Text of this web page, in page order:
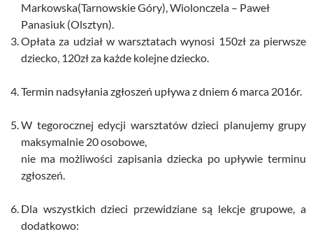
Markowska(Tarnowskie Góry),Wiolonczela – Paweł
Panasiuk (Olsztyn).
Opłata za udział w warsztatach wynosi 150zł za pierwsze
dziecko, 120zł za każde kolejne dziecko.
Termin nadsyłania zgłoszeń upływa z dniem 6 marca 2016r.
W tegorocznej edycji warsztatów dzieci planujemy grupy
maksymalnie 20 osobowe,
nie ma możliwości zapisania dziecka po upływie terminu
zgłoszeń.
Dla wszystkich dzieci przewidziane są lekcje grupowe, a
dodatkowo: